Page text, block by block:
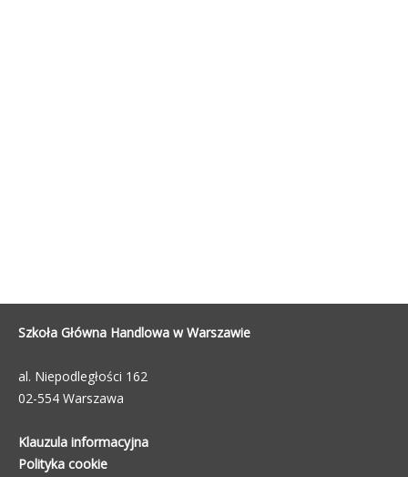
Szkoła Główna Handlowa w Warszawie
al. Niepodległości 162
02-554 Warszawa
Klauzula informacyjna
Polityka cookie